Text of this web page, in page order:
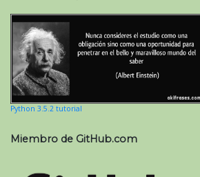
Python 3.5.2 tutorial
Miembro de GitHub.com